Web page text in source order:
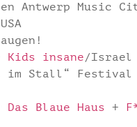
Antwerp Music
Kids insane/Israel
im Stall“ Festival
Das Blaue Haus +